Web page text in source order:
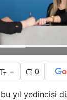
- 0
yıl yedincisi